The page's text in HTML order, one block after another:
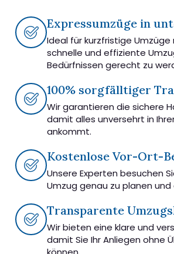
Expressumzüge in
Ideal für kurzfristige
schnelle und effiziente
Bedürfnissen gerecht zu
100% sorgfälltiger
Wir garantieren die sichere
damit alles unversehrt in
ankommt.
Kostenlose Vor-Ort-
Unsere Experten besuchen
Umzug genau zu planen
Transparente
Wir bieten eine klare und
damit Sie Ihr Anliegen ohne